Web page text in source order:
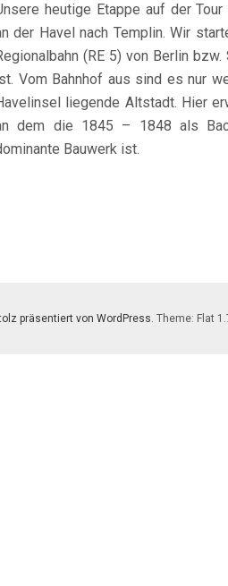
heutige Etappe auf der
der Havel nach Templin. Wir
(RE 5) von Berlin
Vom Bahnhof aus sind es nur
liegende Altstadt. Hier
dem die 1845 – 1848 als
Bauwerk ist.
präsentiert von WordPress. Theme: Flat